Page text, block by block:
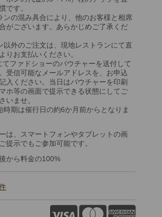
です。
ンの混み具合により、他のお客様と相席
がございます。あらかじめご了承くだ
以外のご注文は、現地レストランにて直
りお支払いください。
てファドショーのバウチャーを送付して
受信可能なメールアドレスを、お申込
入ください。当日はバウチャーを印刷
ホ等の画面で提示できる状態にしてご
いませ。
時期は催行日の約6か月前からとなりま
は、スマートフォンやタブレットの画
提示でもご参加可能です。
から料金の100%